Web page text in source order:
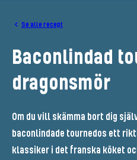
Se alle recept
Baconlindad
dragonsmör
Om du vill skämma bort dig
baconlindade tournedos ett
klassiker i det franska köket